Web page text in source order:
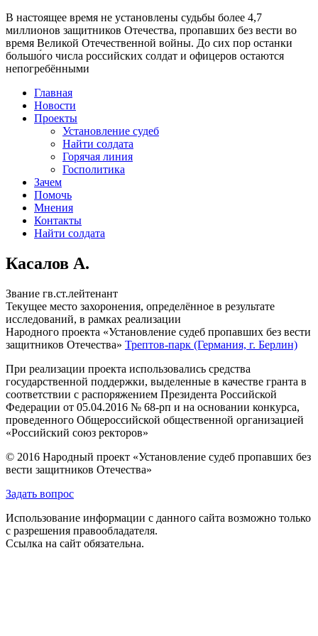
В настоящее время не установлены судьбы более 4,7
миллионов защитников Отечества, пропавших без вести во
время Великой Отечественной войны. До сих пор останки
большо́го числа российских солдат и офицеров остаются
непогребёнными
Главная
Новости
Проекты
Установление судеб
Найти солдата
Горячая линия
Госполитика
Зачем
Помочь
Мнения
Контакты
Найти солдата
Касалов А.
Звание гв.ст.лейтенант
Текущее место захоронения, определённое в результате
исследований, в рамках реализации
Народного проекта «Установление судеб пропавших без вести
защитников Отечества» Трептов-парк (Германия, г. Берлин)
При реализации проекта использовались средства
государственной поддержки, выделенные в качестве гранта в
соответствии с распоряжением Президента Российской
Федерации от 05.04.2016 № 68-рп и на основании конкурса,
проведенного Общероссийской общественной организацией
«Российский союз ректоров»
© 2016 Народный проект «Установление судеб пропавших без
вести защитников Отечества»
Задать вопрос
Использование информации с данного сайта возможно только
с разрешения правообладателя.
Ссылка на сайт обязательна.